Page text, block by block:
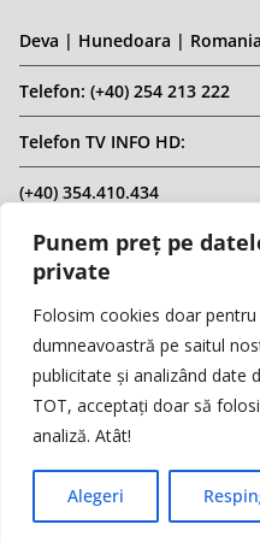
Punem preț pe
private
Folosim cookies doar
dumneavoastră pe saitul
publicitate și analizând date
TOT, acceptați doar să
analiză. Atât!
Alegeri
Deva | Hunedoara | Romania
Telefon: (+40) 254 213 222
Telefon TV INFO HD:
(+40) 354.410.434
Email: infohd20@gmail.com
Website: www.replicahd.ro